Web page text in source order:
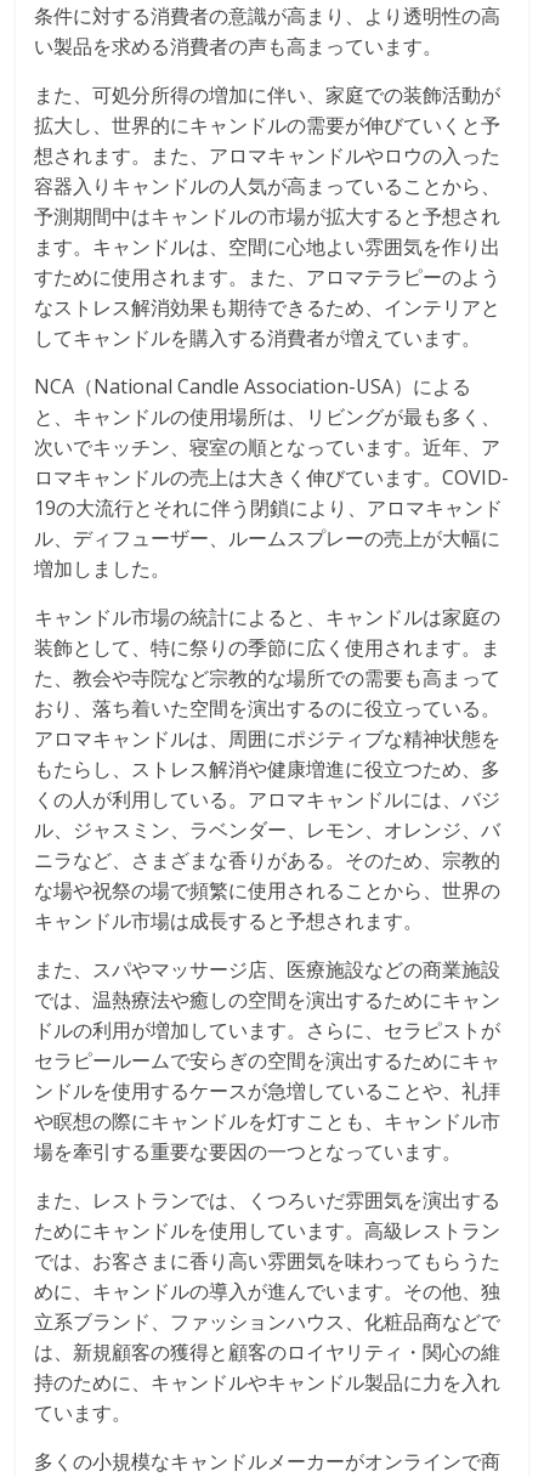
条件に対する消費者の意識が高まり、より透明性の高
い製品を求める消費者の声も高まっています。
また、可処分所得の増加に伴い、家庭での装飾活動が
拡大し、世界的にキャンドルの需要が伸びていくと予
想されます。また、アロマキャンドルやロウの入った
容器入りキャンドルの人気が高まっていることから、
予測期間中はキャンドルの市場が拡大すると予想され
ます。キャンドルは、空間に心地よい雰囲気を作り出
すために使用されます。また、アロマテラピーのよう
なストレス解消効果も期待できるため、インテリアと
してキャンドルを購入する消費者が増えています。
NCA（National Candle Association-USA）による
と、キャンドルの使用場所は、リビングが最も多く、
次いでキッチン、寝室の順となっています。近年、ア
ロマキャンドルの売上は大きく伸びています。COVID-
19の大流行とそれに伴う閉鎖により、アロマキャンド
ル、ディフューザー、ルームスプレーの売上が大幅に
増加しました。
キャンドル市場の統計によると、キャンドルは家庭の
装飾として、特に祭りの季節に広く使用されます。ま
た、教会や寺院など宗教的な場所での需要も高まって
おり、落ち着いた空間を演出するのに役立っている。
アロマキャンドルは、周囲にポジティブな精神状態を
もたらし、ストレス解消や健康増進に役立つため、多
くの人が利用している。アロマキャンドルには、バジ
ル、ジャスミン、ラベンダー、レモン、オレンジ、バ
ニラなど、さまざまな香りがある。そのため、宗教的
な場や祝祭の場で頻繁に使用されることから、世界の
キャンドル市場は成長すると予想されます。
また、スパやマッサージ店、医療施設などの商業施設
では、温熱療法や癒しの空間を演出するためにキャン
ドルの利用が増加しています。さらに、セラピストが
セラピールームで安らぎの空間を演出するためにキャ
ンドルを使用するケースが急増していることや、礼拝
や瞑想の際にキャンドルを灯すことも、キャンドル市
場を牽引する重要な要因の一つとなっています。
また、レストランでは、くつろいだ雰囲気を演出する
ためにキャンドルを使用しています。高級レストラン
では、お客さまに香り高い雰囲気を味わってもらうた
めに、キャンドルの導入が進んでいます。その他、独
立系ブランド、ファッションハウス、化粧品商などで
は、新規顧客の獲得と顧客のロイヤリティ・関心の維
持のために、キャンドルやキャンドル製品に力を入れ
ています。
多くの小規模なキャンドルメーカーがオンラインで商